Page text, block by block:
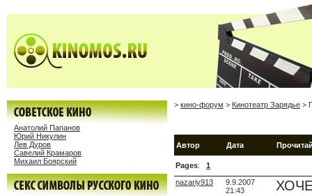
Анатолий Папанов
Юрий Никулин
Лев Дуров
Савелий Крамаров
Михаил Боярский
> кино-форум > Кинотеатр Зарядье >
Автор Дата
Pages: 1
nazariy913
9.9.2007
21:43